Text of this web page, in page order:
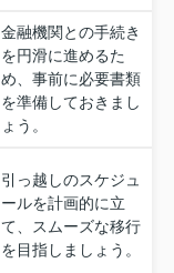
金融機関との手続き
を円滑に進めるた
め、事前に必要書類
を準備しておきまし
ょう。
引っ越しのスケジュ
ールを計画的に立
て、スムーズな移行
を目指しましょう。